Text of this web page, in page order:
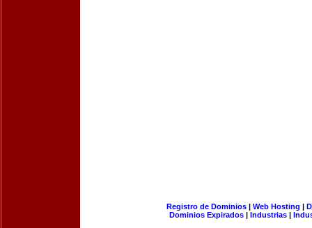
Registro de Dominios| Web Hosting |
Dominios Expirados | Industrias |